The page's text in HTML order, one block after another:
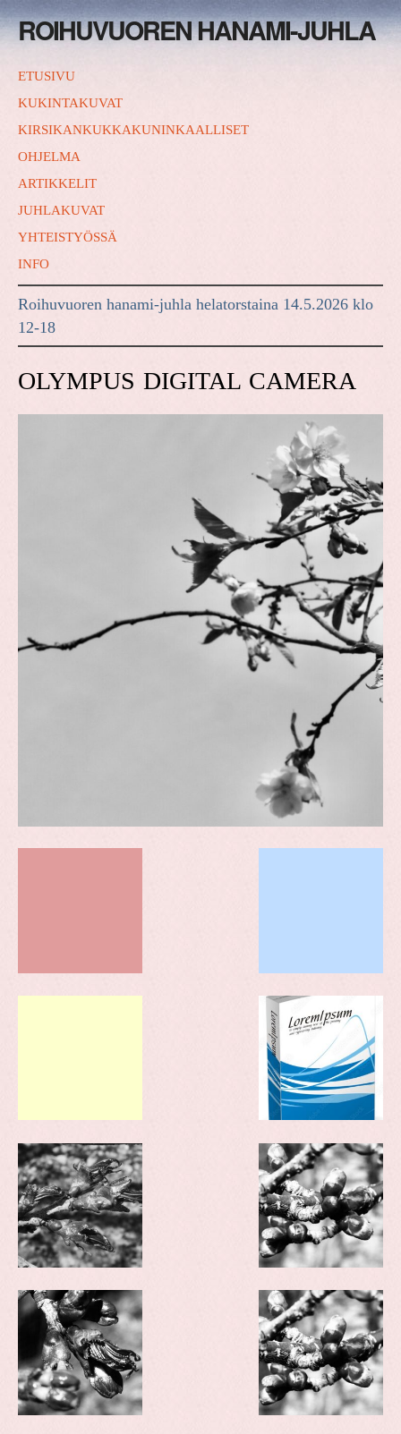
ROIHUVUOREN HANAMI-JUHLA
ETUSIVU
KUKINTAKUVAT
KIRSIKANKUKKAKUNINKAALLISET
OHJELMA
ARTIKKELIT
JUHLAKUVAT
YHTEISTYÖSSÄ
INFO
Roihuvuoren hanami-juhla helatorstaina 14.5.2026 klo
12-18
OLYMPUS DIGITAL CAMERA